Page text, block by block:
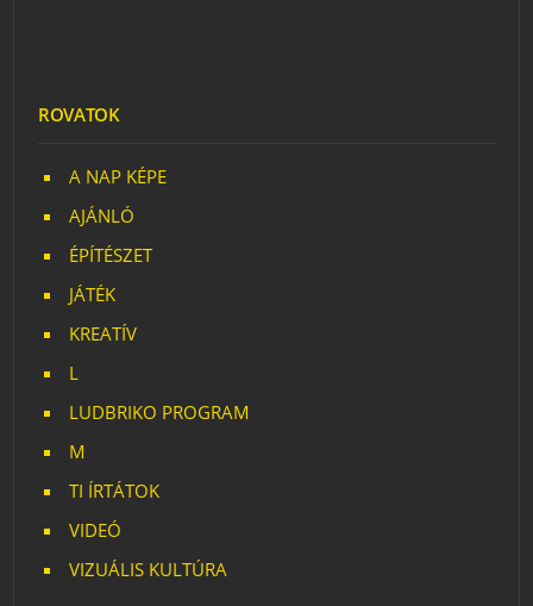
ROVATOK
A NAP KÉPE
AJÁNLÓ
ÉPÍTÉSZET
JÁTÉK
KREATÍV
L
LUDBRIKO PROGRAM
M
TI ÍRTÁTOK
VIDEÓ
VIZUÁLIS KULTÚRA